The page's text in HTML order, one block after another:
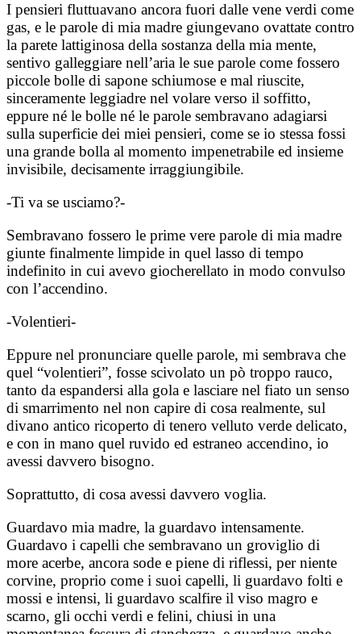
I pensieri fluttuavano ancora fuori dalle vene verdi come
gas, e le parole di mia madre giungevano ovattate contro
la parete lattiginosa della sostanza della mia mente,
sentivo galleggiare nell’aria le sue parole come fossero
piccole bolle di sapone schiumose e mal riuscite,
sinceramente leggiadre nel volare verso il soffitto,
eppure né le bolle né le parole sembravano adagiarsi
sulla superficie dei miei pensieri, come se io stessa fossi
una grande bolla al momento impenetrabile ed insieme
invisibile, decisamente irraggiungibile.
-Ti va se usciamo?-
Sembravano fossero le prime vere parole di mia madre
giunte finalmente limpide in quel lasso di tempo
indefinito in cui avevo giocherellato in modo convulso
con l’accendino.
-Volentieri-
Eppure nel pronunciare quelle parole, mi sembrava che
quel “volentieri”, fosse scivolato un pò troppo rauco,
tanto da espandersi alla gola e lasciare nel fiato un senso
di smarrimento nel non capire di cosa realmente, sul
divano antico ricoperto di tenero velluto verde delicato,
e con in mano quel ruvido ed estraneo accendino, io
avessi davvero bisogno.
Soprattutto, di cosa avessi davvero voglia.
Guardavo mia madre, la guardavo intensamente.
Guardavo i capelli che sembravano un groviglio di
more acerbe, ancora sode e piene di riflessi, per niente
corvine, proprio come i suoi capelli, li guardavo folti e
mossi e intensi, li guardavo scalfire il viso magro e
scarno, gli occhi verdi e felini, chiusi in una